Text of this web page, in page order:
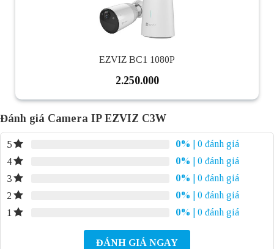
EZVIZ BC1 1080P
2.250.000
Đánh giá Camera IP EZVIZ C3W
5 0%
| 0 đánh giá
4
0%
| 0 đánh giá
3
0%
| 0 đánh giá
2
0%
| 0 đánh giá
1
0% | 0 đánh giá
ĐÁNH GIÁ NGAY